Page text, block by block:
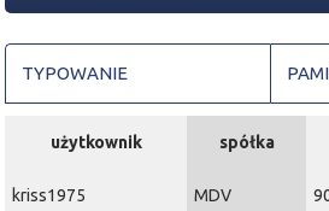
TYPOWANIE
użytkownik spółka
kriss1975 MDV